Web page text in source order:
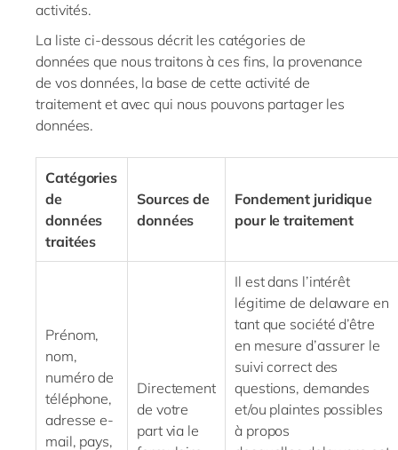
activités.
La liste ci-dessous décrit les catégories de
données que nous traitons à ces fins, la provenance
de vos données, la base de cette activité de
traitement et avec qui nous pouvons partager les
données.
Catégories
de
données
traitées
Sources de
données
Fondement juridique
pour le traitement
Prénom,
nom,
numéro de
téléphone,
adressee-
mail, pays,
Directement
de votre
part via le
Il est dans l’intérêt
légitime de delaware en
tant que société d’être
en mesure d’assurer le
suivi correct des
questions, demandes
et/ou plaintes possibles
à propos